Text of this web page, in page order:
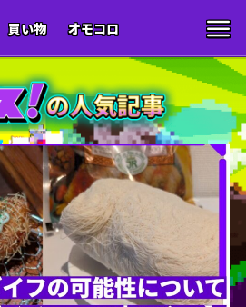
買い物 オモコロ